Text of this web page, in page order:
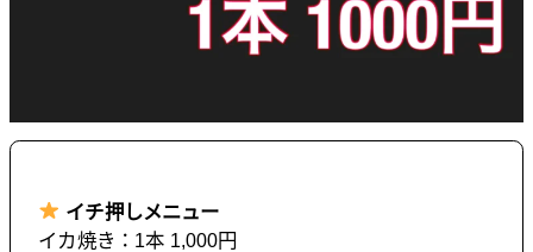
イチ押しメニュー
イカ焼き：1本 1,000円